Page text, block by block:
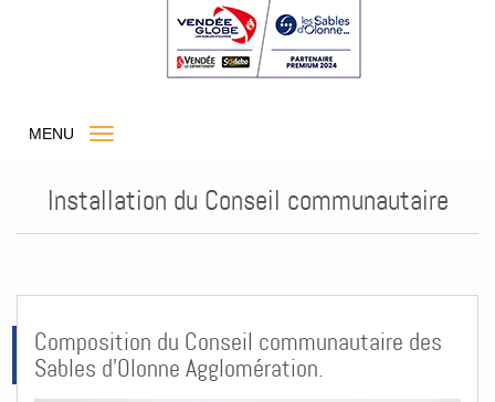
MENU
Installation du Conseil communautaire
Composition du Conseil communautaire des
Sables d’Olonne Agglomération.